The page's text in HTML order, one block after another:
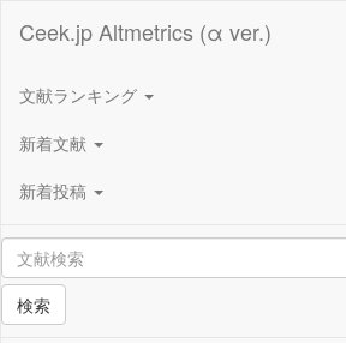
Ceek.jp Altmetrics (α ver.)
文献ランキング
新着文献
新着投稿
検索